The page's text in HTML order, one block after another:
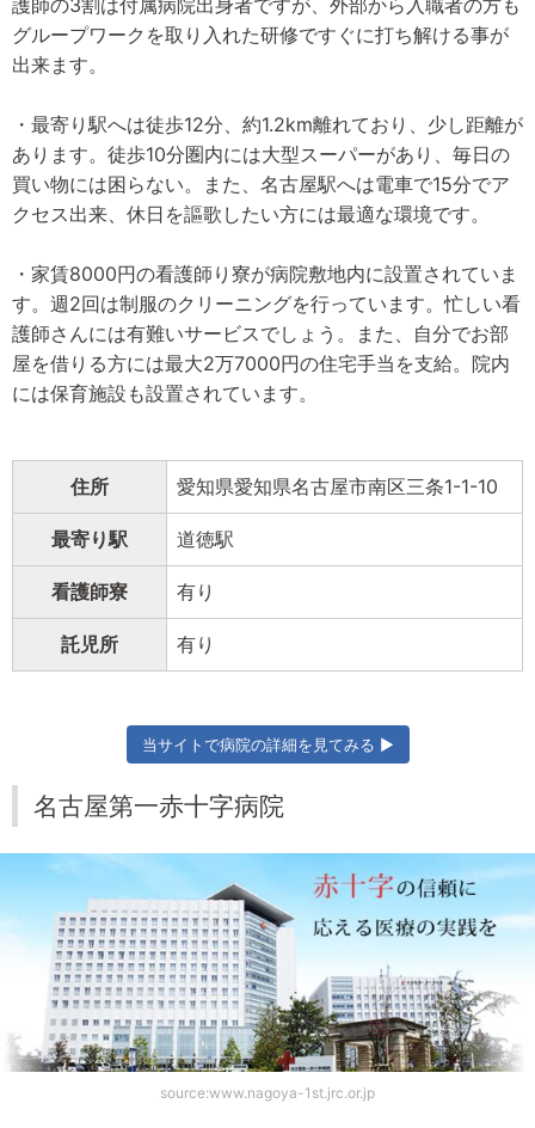
グループワークを取り入れた研修ですぐに打ち解ける事が
出来ます。
・最寄り駅へは徒歩12分、約1.2km離れており、少し距離が
あります。徒歩10分圏内には大型スーパーがあり、毎日の
買い物には困らない。また、名古屋駅へは電車で15分でア
クセス出来、休日を謳歌したい方には最適な環境です。
・家賃8000円の看護師り寮が病院敷地内に設置されていま
す。週2回は制服のクリーニングを行っています。忙しい看
護師さんには有難いサービスでしょう。また、自分でお部
屋を借りる方には最大2万7000円の住宅手当を支給。院内
には保育施設も設置されています。
住所 愛知県愛知県名古屋市南区三条1-1-10
最寄り駅 道徳駅
看護師寮 有り
託児所 有り
当サイトで病院の詳細を見てみる ▶
名古屋第一赤十字病院
source:www.nagoya-1st.jrc.or.jp